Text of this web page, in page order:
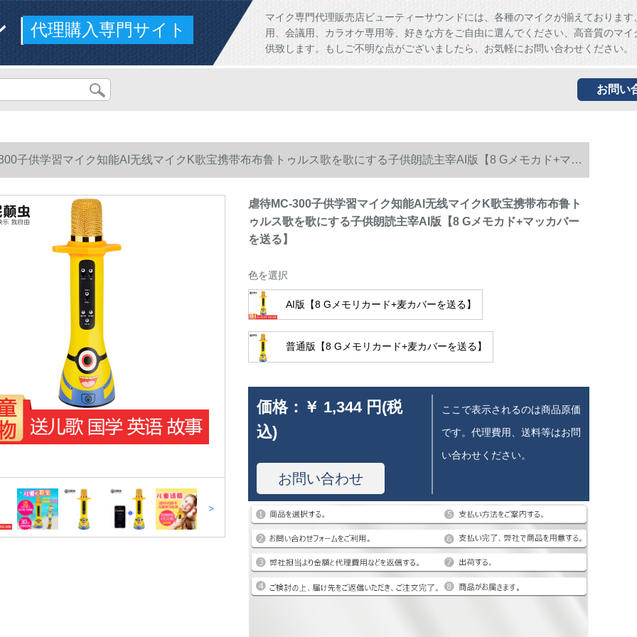
ド代理購入専門サイト
マイク専門代理販売店ビューティーサウンドには、各種のマイクが揃えております
用、会議用、カラオケ専用等、好きな方をご自由に選んでください、高音質のマイ
供致します。もしご不明な点がございましたら、お気軽にお問い合わせください。
お問い
子供学習マイク知能AI无线マイクK歌宝携带布布鲁トゥルス歌を歌にする子供朗読主宰AI版【8 Gメモカド+マッ
】
>
虐待MC-300子供学習マイク知能AI无线マイクK歌宝携带布布鲁ト
ゥルス歌を歌にする子供朗読主宰AI版【8 Gメモカド+マッカバー
を送る】
色を選択
AI版【8 Gメモリカード+麦カバーを送る】
普通版【8 Gメモリカード+麦カバーを送る】
価格： ￥ 1,344 円(税
込)
お問い合わせ
ここで表示されるのは商品原価
です。代理費用、送料等はお問
い合わせください。